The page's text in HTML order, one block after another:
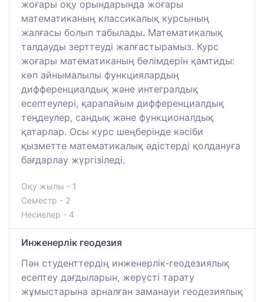
жоғары оқу орындарында жоғары
математиканың классикалық курсының
жалғасы болып табылады. Математикалық
талдауды зерттеуді жалғастырамыз. Курс
жоғары математиканың бөлімдерін қамтиды:
көп айнымалылы функциялардың
дифференциалдық және интегралдық
есептеулері, қарапайым дифференциалдық
теңдеулер, сандық және функционалдық
қатарлар. Осы курс шеңберінде кәсіби
қызметте математикалық әдістерді қолдануға
бағдарлау жүргізіледі.
Оқу жылы - 1
Семестр - 2
Несиелер - 4
Инженерлік геодезия
Пән студенттердің инженерлік-геодезиялық
есептеу дағдыларын, жерүсті тарату
жұмыстарына арналған заманауи геодезиялық